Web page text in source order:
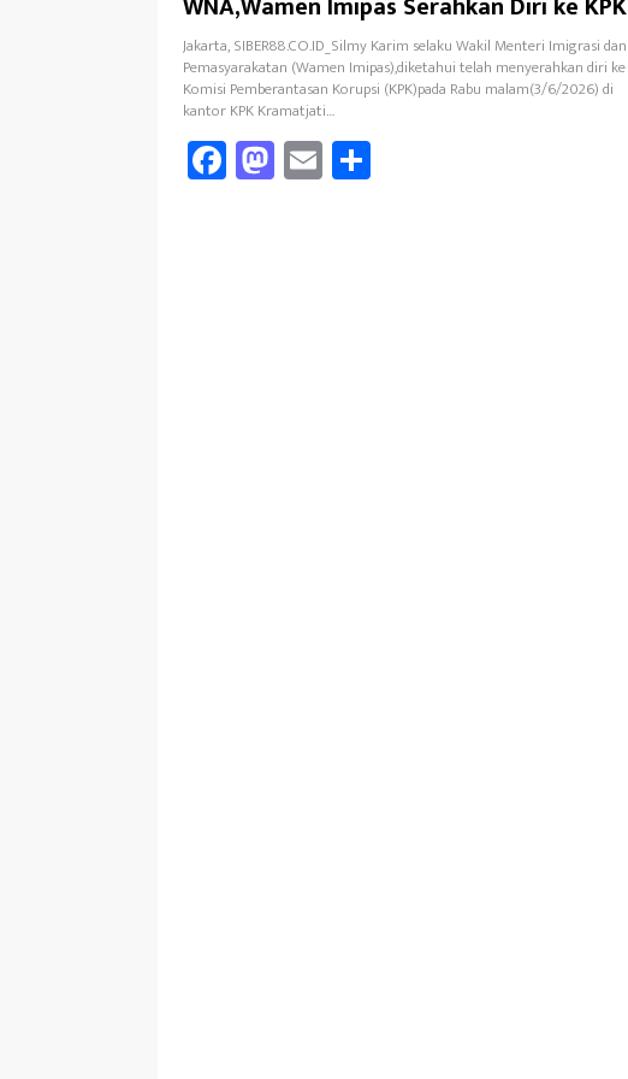
Jakarta, SIBER88.CO.ID_Silmy Karim selaku Wakil Menteri Imigrasi dan
Pemasyarakatan (Wamen Imipas),diketahui telah menyerahkan diri ke
Komisi Pemberantasan Korupsi (KPK)pada Rabu malam(3/6/2026) di
kantor KPK Kramatjati…
Fa
ce
M
as
E
m